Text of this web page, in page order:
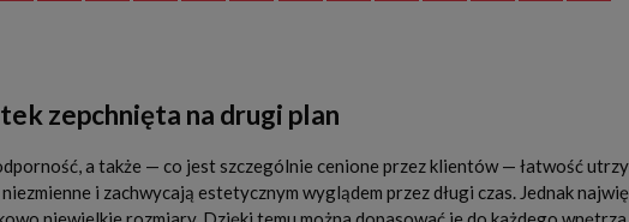
zepchnięta na drugi plan
a także — co jest szczególnie cenione przez klientów — łatwość
i zachwycają estetycznym wyglądem przez długi czas. Jednak